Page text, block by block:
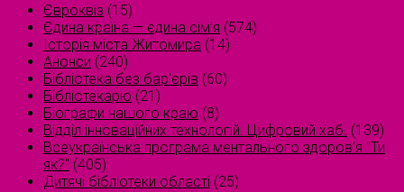
Євроквіз (15)
Єдина країна — єдина сім’я (574)
Історія міста Житомира (14)
Анонси (240)
Бібліотека без бар'єрів (60)
Бібліотекарю (21)
Біографи нашого краю (8)
Відділ інноваційних технологій. Цифровий хаб. (139)
Всеукраїнська програма ментального здоров'я "Ти
як?" (405)
Дитячі бібліотеки області (25)